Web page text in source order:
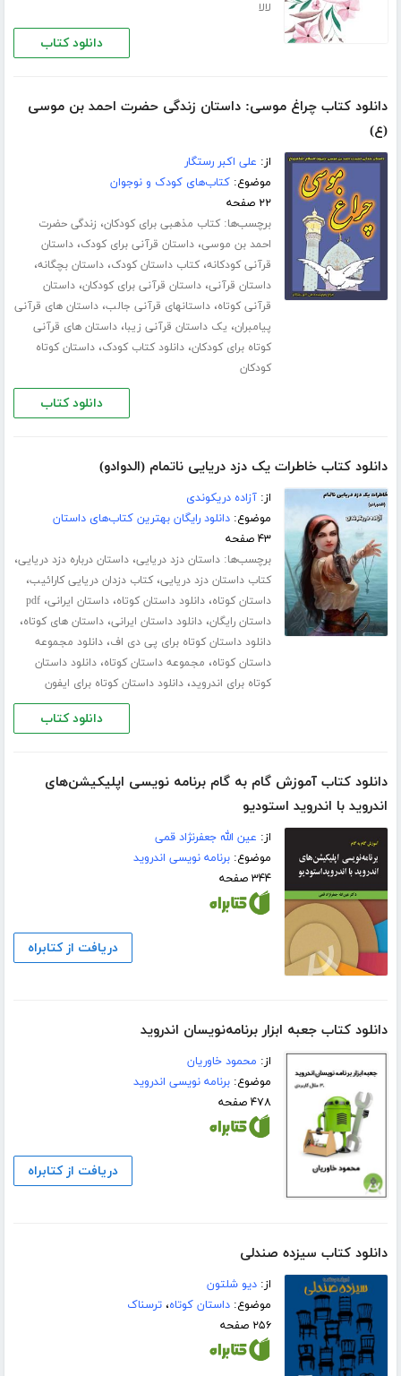
لالا
دانلود کتاب
دانلود کتاب چراغ موسی: داستان زندگی حضرت احمد بن موسی
(ع)
از: علی اکبر رستگار
موضوع:کتاب‌های کودک و نوجوان
۲۲ صفحه
برچسب‌ها:کتاب مذهبی برای کودکان، زندگی حضرت
احمد بن موسی،داستان قرآنی برای کودک،داستان
قرآنی کودکانه،کتاب داستان کودک،داستان بچگانه،
داستان قرآنی،داستان قرآنی برای کودکان،داستان
قرآنی کوتاه،داستانهای قرآنی جالب،داستان های قرآنی
پیامبران، یک داستان قرآنی زیبا،داستان های قرآنی
کوتاه برای کودکان،دانلود کتاب کودک،داستان کوتاه
کودکان
دانلود کتاب
دانلود کتاب خاطرات یک دزد دریایی ناتمام (الدوادو)
از:آزاده دریکوندی
موضوع:دانلود رایگان بهترین کتاب‌های داستان
۴۳ صفحه
برچسب‌ها:داستان دزد دریایی،داستان درباره دزد دریایی،
کتاب داستان دزد دریایی،کتاب دزدان دریایی کارائیب،
داستان کوتاه،دانلود داستان کوتاه،داستان ایرانی،pdf
داستان رایگان،دانلود داستان ایرانی،داستان های کوتاه،
دانلود داستان کوتاه برای پی دی اف،دانلود مجموعه
داستان کوتاه، مجموعه داستان کوتاه،دانلود داستان
کوتاه برای اندروید،دانلود داستان کوتاه برای ایفون
دانلود کتاب
دانلود کتاب آموزش گام به گام برنامه نویسی اپلیکیشن‌های
اندروید با اندروید استودیو
از: عین الله جعفرنژاد قمی
موضوع:برنامه نویسی اندروید
۳۴۴ صفحه
دریافت از کتابراه
دانلود کتاب جعبه ابزار برنامه‌نویسان اندروید
از: محمود خاوریان
موضوع:برنامه نویسی اندروید
۴۷۸ صفحه
دریافت از کتابراه
دانلود کتاب سیزده صندلی
از:دیو شلتون
موضوع:داستان کوتاه،ترسناک
۲۵۶ صفحه